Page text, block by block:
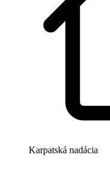
Karpatská nadácia